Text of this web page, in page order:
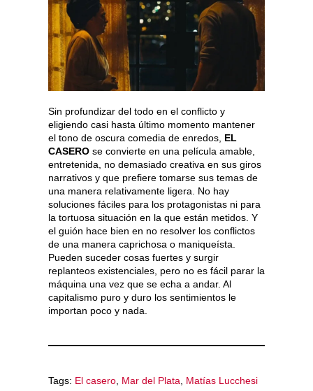
Sin profundizar del todo en el conflicto y
eligiendo casi hasta último momento mantener
el tono de oscura comedia de enredos, EL
CASERO se convierte en una película amable,
entretenida, no demasiado creativa en sus giros
narrativos y que prefiere tomarse sus temas de
una manera relativamente ligera. No hay
soluciones fáciles para los protagonistas ni para
la tortuosa situación en la que están metidos. Y
el guión hace bien en no resolver los conflictos
de una manera caprichosa o maniqueísta.
Pueden suceder cosas fuertes y surgir
replanteos existenciales, pero no es fácil parar la
máquina una vez que se echa a andar. Al
capitalismo puro y duro los sentimientos le
importan poco y nada.
Tags: El casero Mar del Plata Matías Lucchesi